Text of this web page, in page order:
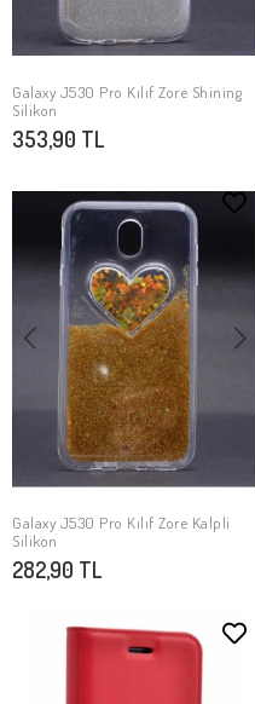
SEPETE EKLE
Galaxy J530 Pro Kılıf Zore Shining
Silikon
353,90 TL
SEPETE EKLE
Galaxy J530 Pro Kılıf Zore Kalpli
Silikon
282,90 TL